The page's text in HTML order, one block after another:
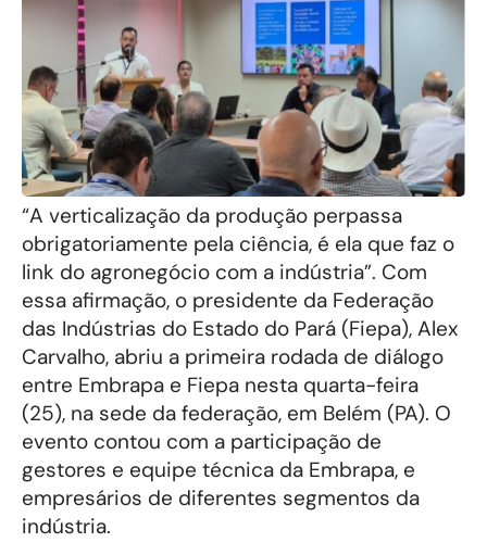
“A verticalização da produção perpassa
obrigatoriamente pela ciência, é ela que faz o
link do agronegócio com a indústria”. Com
essa afirmação, o presidente da Federação
das Indústrias do Estado do Pará (Fiepa), Alex
Carvalho, abriu a primeira rodada de diálogo
entre Embrapa e Fiepa nesta quarta-feira
(25), na sede da federação, em Belém (PA). O
evento contou com a participação de
gestores e equipe técnica da Embrapa, e
empresários de diferentes segmentos da
indústria.